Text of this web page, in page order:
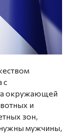
с
окружающей
и
зон,
мужчины,